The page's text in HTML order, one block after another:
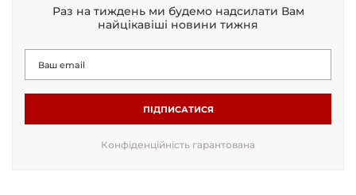
Раз на тиждень ми будемо надсилати Вам
найцікавіші новини тижня
ПІДПИСАТИСЯ
Конфіденційність гарантована